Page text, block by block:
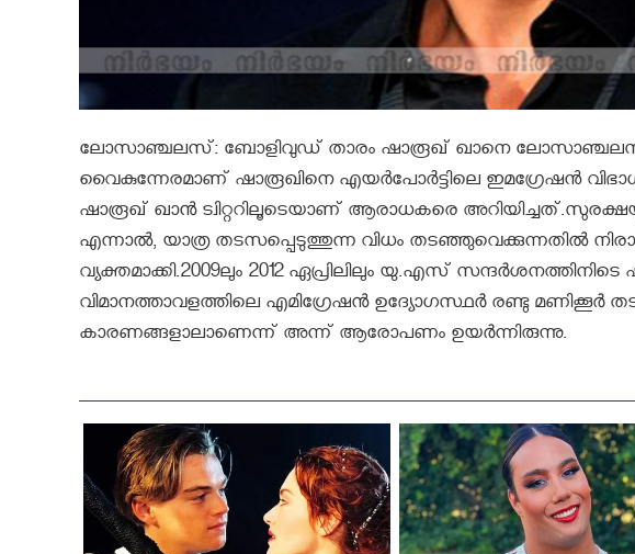
ലോസാഞ്ചലസ്: ബോളിവുഡ് താരം ഷാരൂഖ് ഖാനെ ലോസാഞ്ചലസ്
വൈകുന്നേരമാണ് ഷാരൂഖിനെ എയര്‍പോര്‍ട്ടിലെ ഇമഗ്രേഷന്‍
ഷാരൂഖ് ഖാൻ ട്വിറ്ററിലൂടെയാണ് ആരാധകരെ
എന്നാൽ, യാത്ര തടസപ്പെടുത്തുന്ന വിധം തടഞ്ഞുവെക്കുന്നതിൽ
വ്യക്തമാക്കി.2009ലും 2012 ഏപ്രിലിലും യു.എസ്
വിമാനത്താവളത്തിലെ എമിഗ്രേഷൻ ഉദ്യോഗസ്ഥർ രണ്ടു മണിക്കൂർ
കാരണങ്ങളാലാണെന്ന് അന്ന് ആരോപണം ഉയർന്നിരുന്നു.